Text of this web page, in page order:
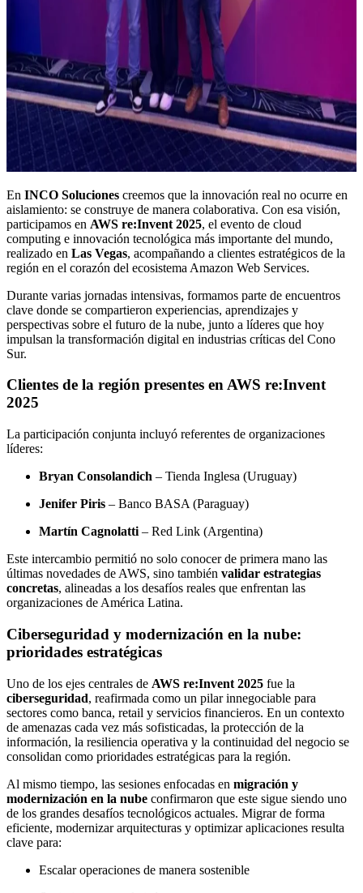
En INCO Soluciones creemos que la innovación real no ocurre en
aislamiento: se construye de manera colaborativa. Con esa visión,
participamos en AWS re:Invent 2025, el evento de cloud
computing e innovación tecnológica más importante del mundo,
realizado en Las Vegas, acompañando a clientes estratégicos de la
región en el corazón del ecosistema Amazon Web Services.
Durante varias jornadas intensivas, formamos parte de encuentros
clave donde se compartieron experiencias, aprendizajes y
perspectivas sobre el futuro de la nube, junto a líderes que hoy
impulsan la transformación digital en industrias críticas del Cono
Sur.
Clientes de la región presentes en AWS re:Invent
2025
La participación conjunta incluyó referentes de organizaciones
líderes:
Bryan Consolandich – Tienda Inglesa (Uruguay)
Jenifer Piris – Banco BASA (Paraguay)
Martín Cagnolatti – Red Link (Argentina)
Este intercambio permitió no solo conocer de primera mano las
últimas novedades de AWS, sino también validar estrategias
concretas, alineadas a los desafíos reales que enfrentan las
organizaciones de América Latina.
Ciberseguridad y modernización en la nube:
prioridades estratégicas
Uno de los ejes centrales de AWS re:Invent 2025 fue la
ciberseguridad, reafirmada como un pilar innegociable para
sectores como banca, retail y servicios financieros. En un contexto
de amenazas cada vez más sofisticadas, la protección de la
información, la resiliencia operativa y la continuidad del negocio se
consolidan como prioridades estratégicas para la región.
Al mismo tiempo, las sesiones enfocadas en migración y
modernización en la nube confirmaron que este sigue siendo uno
de los grandes desafíos tecnológicos actuales. Migrar de forma
eficiente, modernizar arquitecturas y optimizar aplicaciones resulta
clave para:
Escalar operaciones de manera sostenible